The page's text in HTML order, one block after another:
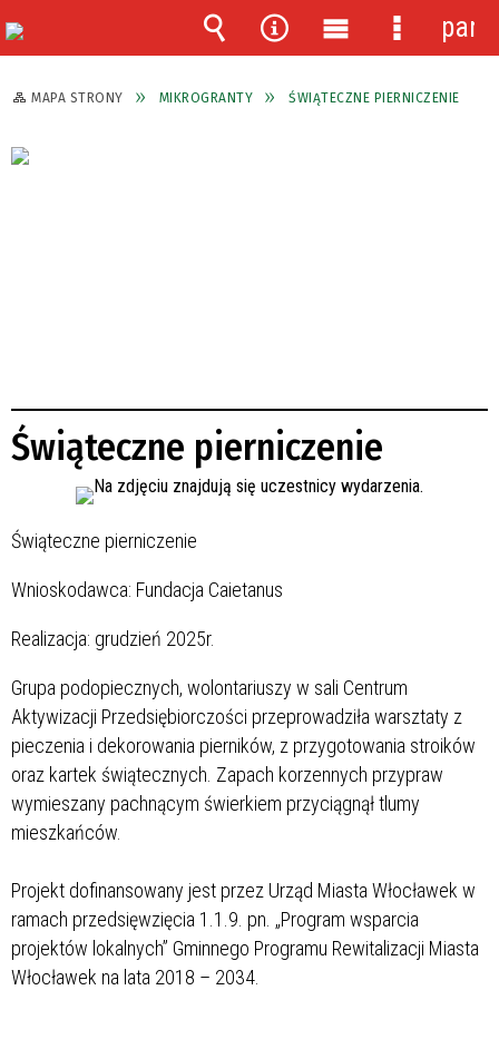
MAPA STRONY MIKROGRANTY ŚWIĄTECZNE PIERNICZENIE
Świąteczne pierniczenie
Świąteczne pierniczenie
Wnioskodawca: Fundacja Caietanus
Realizacja: grudzień 2025r.
Grupa podopiecznych, wolontariuszy w sali Centrum
Aktywizacji Przedsiębiorczości przeprowadziła warsztaty z
pieczenia i dekorowania pierników, z przygotowania stroików
oraz kartek świątecznych. Zapach korzennych przypraw
wymieszany pachnącym świerkiem przyciągnął tlumy
mieszkańców.
Projekt dofinansowany jest przez Urząd Miasta Włocławek w
ramach przedsięwzięcia 1.1.9. pn. „Program wsparcia
projektów lokalnych” Gminnego Programu Rewitalizacji Miasta
Włocławek na lata 2018 – 2034.
Wyszukiwarka
Narzędzia
Menu
główne
Menu